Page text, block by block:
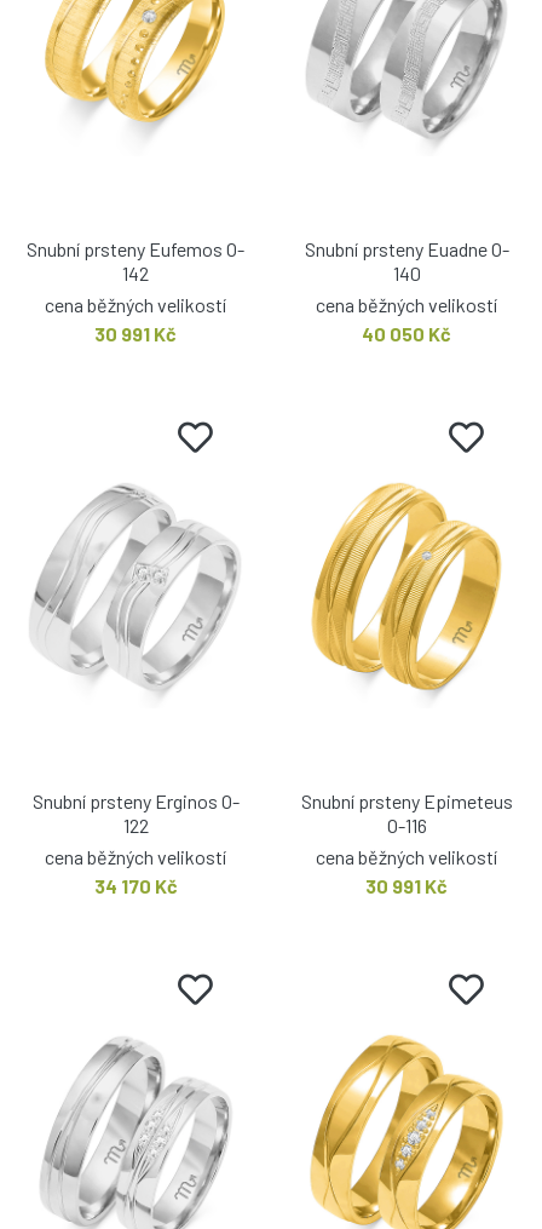
Snubní prsteny Eufemos O-
142
cena běžných velikostí
30 991 Kč
Snubní prsteny Euadne O-
140
cena běžných velikostí
40 050 Kč
Snubní prsteny Erginos O-
122
cena běžných velikostí
34 170 Kč
Snubní prsteny Epimeteus
O-116
cena běžných velikostí
30 991 Kč